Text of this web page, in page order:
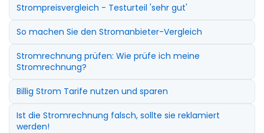
Strompreisvergleich - Testurteil 'sehr gut'
So machen Sie den Stromanbieter-Vergleich
Stromrechnung prüfen: Wie prüfe ich meine
Stromrechnung?
Billig Strom Tarife nutzen und sparen
Ist die Stromrechnung falsch, sollte sie reklamiert
werden!